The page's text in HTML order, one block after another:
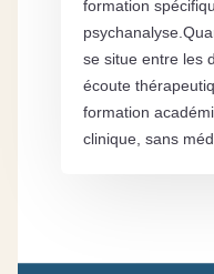
formation
se situe entre les
écoute
formation
clinique, sans